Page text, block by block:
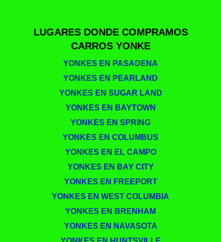
LUGARES DONDE COMPRAMOS
CARROS YONKE
YONKES EN PASADENA
YONKES EN PEARLAND
YONKES EN SUGAR LAND
YONKES EN BAYTOWN
YONKES EN SPRING
YONKES EN COLUMBUS
YONKES EN EL CAMPO
YONKES EN BAY CITY
YONKES EN FREEPORT
YONKES EN WEST COLUMBIA
YONKES EN BRENHAM
YONKES EN NAVASOTA